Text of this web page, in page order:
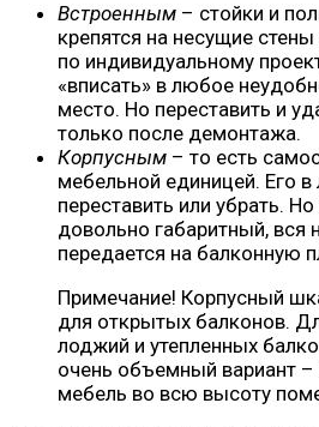
Встроенным – стойки и
крепятся на несущие
по индивидуальному
«вписать» в любое
место. Но переставить и
только после демонтажа.
Корпусным – то есть
мебельной единицей. Его
переставить или убрать.
довольно габаритный, вся
передается на балконную
Примечание! Корпусный
для открытых балконов.
лоджий и утепленных
очень объемный вариант –
мебель во всю высоту